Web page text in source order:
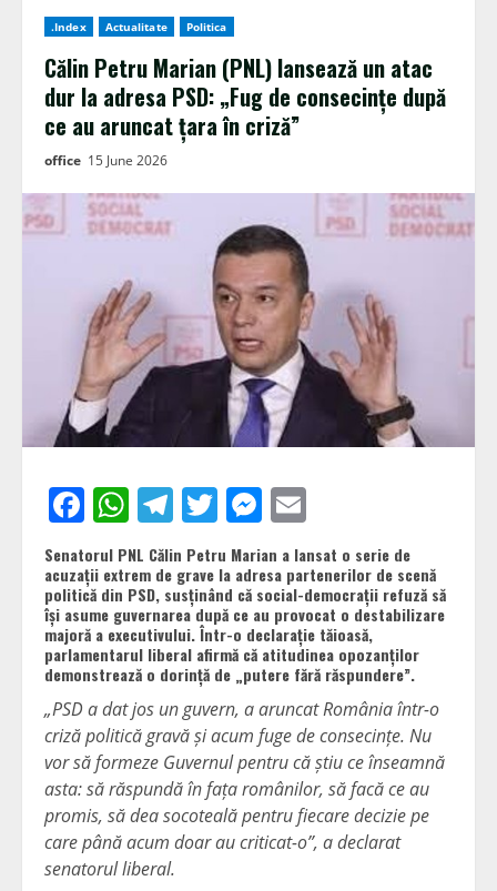
.Index Actualitate Politica
Călin Petru Marian (PNL) lansează un atac
dur la adresa PSD: „Fug de consecințe după
ce au aruncat țara în criză”
office 15 June 2026
Facebook
WhatsApp
Telegram
TwitterMessenger
Senatorul PNL Călin Petru Marian a lansat o serie de
acuzații extrem de grave la adresa partenerilor de scenă
politică din PSD, susținând că social-democrații refuză să
își asume guvernarea după ce au provocat o destabilizare
majoră a executivului. Într-o declarație tăioasă,
parlamentarul liberal afirmă că atitudinea opozanților
demonstrează o dorință de „putere fără răspundere”.
„PSD a dat jos un guvern, a aruncat România într-o
criză politică gravă și acum fuge de consecințe. Nu
vor să formeze Guvernul pentru că știu ce înseamnă
asta: să răspundă în fața românilor, să facă ce au
promis, să dea socoteală pentru fiecare decizie pe
care până acum doar au criticat-o”, a declarat
senatorul liberal.